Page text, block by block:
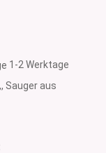
1-2 Werktage
Sauger aus